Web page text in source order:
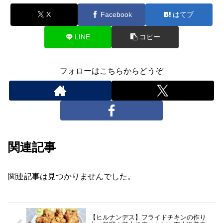
X Facebook はてブ
LINE コピー
フォローはこちらからどうぞ
関連記事
関連記事は見つかりませんでした。
【ヒルナンデス】フライドチキンの作り